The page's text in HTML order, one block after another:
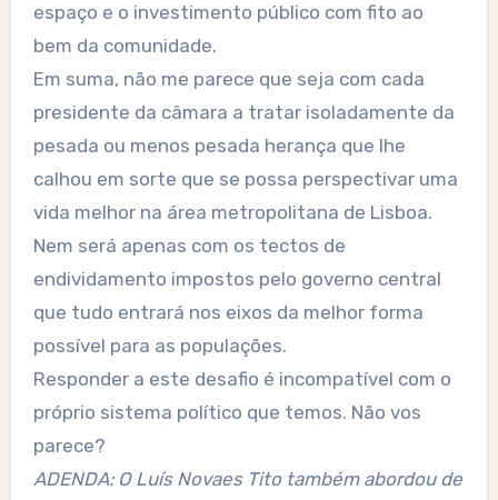
espaço e o investimento público com fito ao
bem da comunidade.
Em suma, não me parece que seja com cada
presidente da câmara a tratar isoladamente da
pesada ou menos pesada herança que lhe
calhou em sorte que se possa perspectivar uma
vida melhor na área metropolitana de Lisboa.
Nem será apenas com os tectos de
endividamento impostos pelo governo central
que tudo entrará nos eixos da melhor forma
possível para as populações.
Responder a este desafio é incompatível com o
próprio sistema político que temos. Não vos
parece?
ADENDA: O Luís Novaes Tito também abordou de